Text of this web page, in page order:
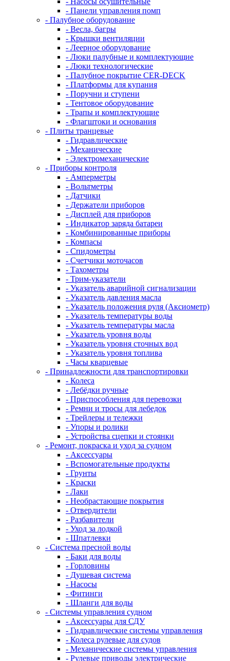
- Панели управления помп
- Палубное оборудование
- Весла, багры
- Крышки вентиляции
- Леерное оборудование
- Люки палубные и комплектующие
- Люки технологические
- Палубное покрытие CER-DECK
- Платформы для купания
- Поручни и ступени
- Тентовое оборудование
- Трапы и комплектующие
- Флагштоки и основания
- Плиты транцевые
- Гидравлические
- Механические
- Электромеханические
- Приборы контроля
- Амперметры
- Вольтметры
- Датчики
- Держатели приборов
- Дисплей для приборов
- Индикатор заряда батареи
- Комбинированные приборы
- Компасы
- Спидометры
- Счетчики моточасов
- Тахометры
- Трим-указатели
- Указатель аварийной сигнализации
- Указатель давления масла
- Указатель положения руля (Аксиометр)
- Указатель температуры воды
- Указатель температуры масла
- Указатель уровня воды
- Указатель уровня сточных вод
- Указатель уровня топлива
- Часы кварцевые
- Принадлежности для транспортировки
- Колеса
- Лебёдки ручные
- Приспособления для перевозки
- Ремни и тросы для лебедок
- Трейлеры и тележки
- Упоры и ролики
- Устройства сцепки и стоянки
- Ремонт, покраска и уход за судном
- Аксессуары
- Вспомогательные продукты
- Грунты
- Краски
- Лаки
- Необрастающие покрытия
- Отвердители
- Разбавители
- Уход за лодкой
- Шпатлевки
- Система пресной воды
- Баки для воды
- Горловины
- Душевая система
- Насосы
- Фитинги
- Шланги для воды
- Системы управления судном
- Аксессуары для СДУ
- Гидравлические системы управления
- Колеса рулевые для судов
- Механические системы управления
- Рулевые приводы электрические